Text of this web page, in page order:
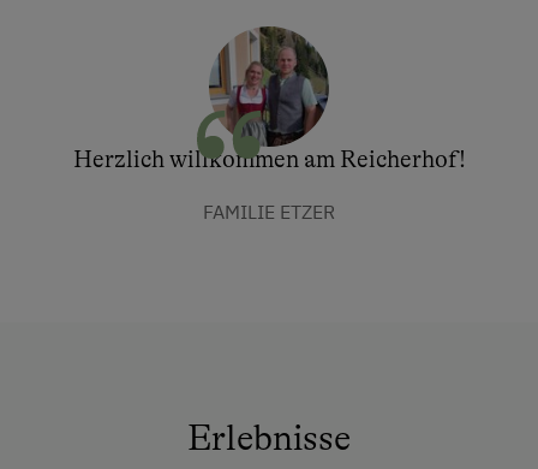
Herzlich willkommen am Reicherhof!
FAMILIE ETZER
Erlebnisse